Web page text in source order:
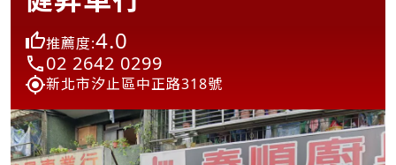
推薦度:4.0
02 2642 0299
新北市汐止區中正路318號